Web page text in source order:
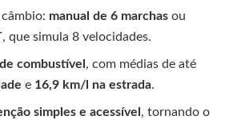
manual de 6 marchas ou
, que simula 8 velocidades.
combustível , com médias de até
e 16,9 km/l na estrada.
simples e acessível , tornando o